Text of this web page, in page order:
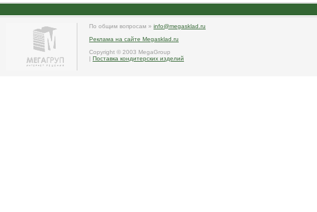
По общим вопросам » info@megasklad.ru
Реклама на сайте Megasklad.ru
Copyright © 2003 MegaGroup
| Поставка кондитерских изделий